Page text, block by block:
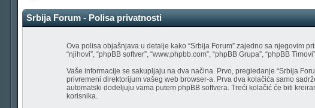
Srbija Forum - Polisa privatnosti
Ova polisa objašnjava u detalje kako “Srbija Forum” zajedno sa njegovim
“njihovi”, “phpBB softver”, “www.phpbb.com”, “phpBB Grupa”, “phpBB
Vaše informacije se sakupljaju na dva načina. Prvo, pregledanje “Srbija
privremeni direktorijum vašeg web browser-a. Prva dva kolačića samo
automatski dodeljuju vama putem phpBB softvera. Treći kolačić će biti
korisnika.